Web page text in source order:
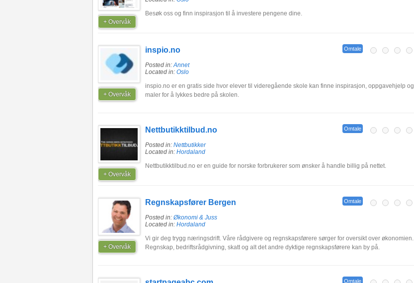
+ Overvåk
Besøk oss og finn inspirasjon til å investere pengene dine.
+ Overvåk
inspio.no Omtale
Posted in:Annet
Located in: Oslo
inspio.no er en gratis side hvor elever til videregående skole kan finne inspirasjon, oppgavehjelp og
maler for å lykkes bedre på skolen.
+ Overvåk
Nettbutikktilbud.no Omtale
Posted in: Nettbutikker
Located in: Hordaland
Nettbutikktilbud.no er en guide for norske forbrukerer som ønsker å handle billig på nettet.
+ Overvåk
Regnskapsfører Bergen Omtale
Posted in: Økonomi & Juss
Located in: Hordaland
Vi gir deg trygg næringsdrift. Våre rådgivere og regnskapsførere sørger for oversikt over økonomien.
Regnskap, bedriftsrådgivning, skatt og alt det andre dyktige regnskapsførere kan by på.
Omtale